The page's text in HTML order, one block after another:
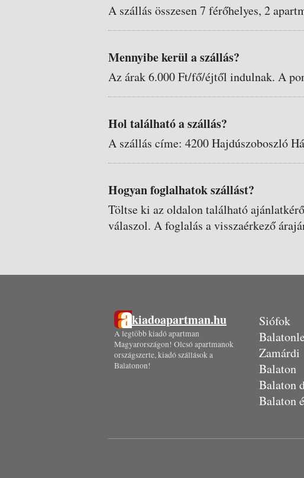
A szállás összesen 7 férőhelyes, 2
Mennyibe kerül a szállás?
Az árak 6.000 Ft/fő/éjtől indulnak. A
Hol található a szállás?
A szállás címe: 4200 Hajdúszoboszló
Hogyan foglalhatok szállást?
Töltse ki az oldalon található
válaszol. A foglalás a visszaérkező
kiadoapartman.hu
A legtöbb kiadó apartman
Magyarországon! Olcsó apartmanok
országszerte, kiadó szállások a
Balatonon!
Siófok
Zamárdi
Balaton
Balaton
Balaton